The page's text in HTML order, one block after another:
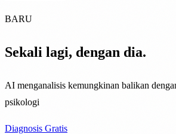
BARU
Sekali lagi, dengan dia.
AI menganalisis kemungkinan balikan
psikologi
Diagnosis Gratis